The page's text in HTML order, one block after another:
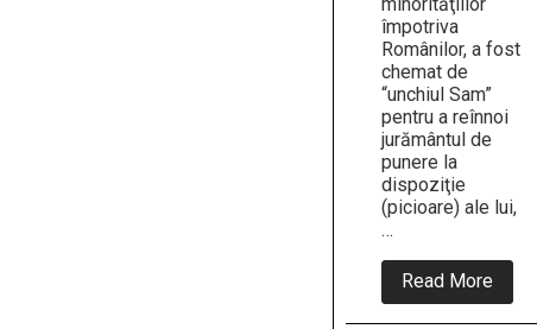
împotriva
Românilor, a fost
chemat de
“unchiul Sam”
pentru a reînnoi
jurământul de
punere la
dispoziţie
(picioare) ale lui,
…
Read More